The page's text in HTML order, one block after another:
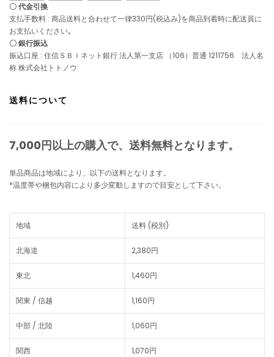
〇 代金引換
支払手数料 : 商品送料と合わせて一律330円(税込み)を商品到着時に配送員に
お支払いください｡
〇 銀行振込
振込口座 : 住信ＳＢＩネット銀行 法人第一支店 （106）普通 1211756 法人名
称 株式会社トトノウ
送料について
7,000円以上の購入で、 送料無料となります。
単品商品は地域により、以下の送料となります。
*温度帯や梱包内容により多少変動しますので目安として下さい。
地域 送料 (税別)
北海道 2,380円
東北 1,460円
関東 / 信越 1,160円
中部 / 北陸 1,060円
関西 1,070円